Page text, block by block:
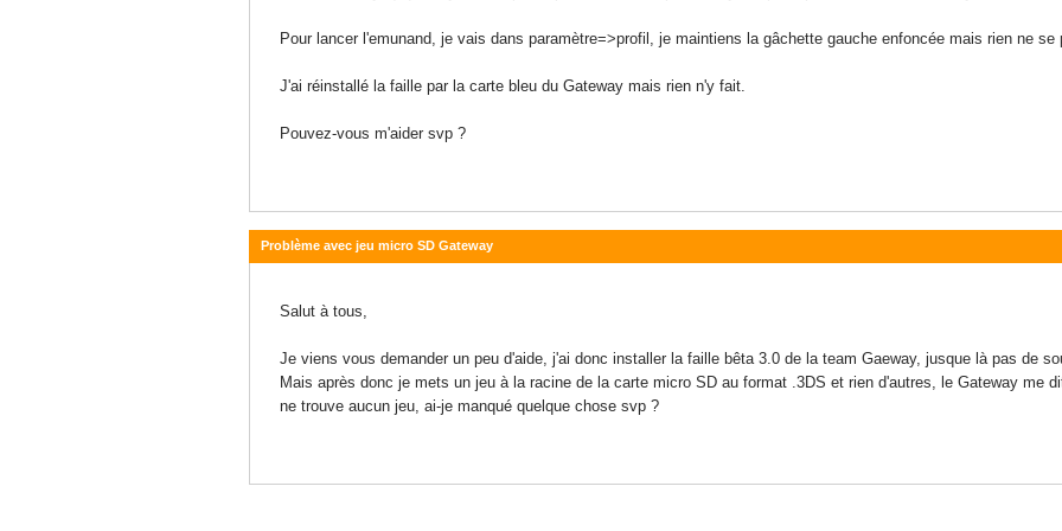
Pour lancer l'emunand, je vais dans paramètre=>profil, je maintiens la gâchette gauche enfoncée mais rien ne se
J'ai réinstallé la faille par la carte bleu du Gateway mais rien n'y fait.
Pouvez-vous m'aider svp ?
Problème avec jeu micro SD Gateway
Salut à tous,
Je viens vous demander un peu d'aide, j'ai donc installer la faille bêta 3.0 de la team Gaeway, jusque là pas de
Mais après donc je mets un jeu à la racine de la carte micro SD au format .3DS et rien d'autres, le Gateway me
ne trouve aucun jeu, ai-je manqué quelque chose svp ?